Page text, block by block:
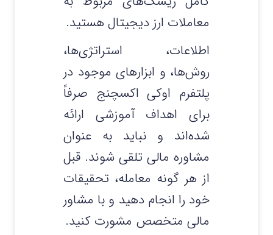
معاملات ارز دیجیتال هستید.
اطلاعات، استراتژی‌ها،
روش‌ها، و ابزارهای موجود در
پلتفرم اوکی اکسچنج صرفاً
برای اهداف آموزشی ارائه
شده‌اند و نباید به عنوان
مشاوره مالی تلقی شوند. قبل
از هر گونه معامله، تحقیقات
خود را انجام دهید و با مشاور
مالی متخصص مشورت کنید.